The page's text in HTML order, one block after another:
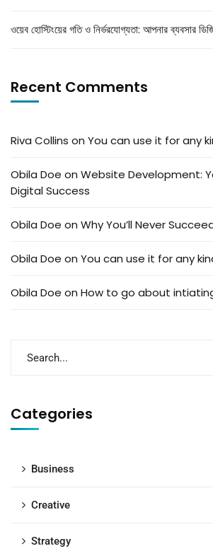
ওয়েব হোস্টিংয়ের গতি ও নির্ভরযোগ্যতা: আপনার ব্যবসার
Recent Comments
Riva Collins on You can use it for any
Obila Doe on Website Development:
Digital Success
Obila Doe on Why You’ll Never
Obila Doe on You can use it for any
Obila Doe on How to go about
Categories
Business
Creative
Strategy